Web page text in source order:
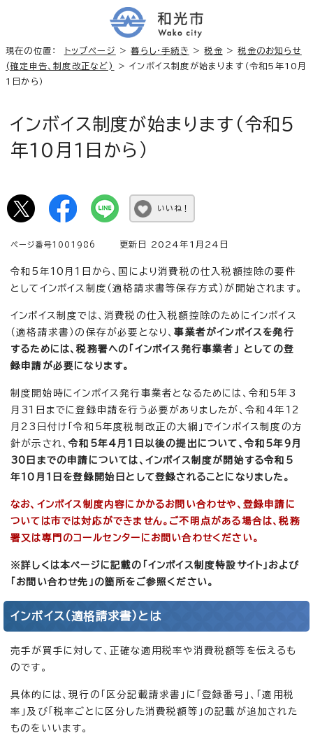
現在の位置： トップページ >暮らし・手続き >税金 >税金のお知らせ
(確定申告、制度改正など)
> インボイス制度が始まります（令和5年10月
1日から）
インボイス制度が始まります（令和5
年10月1日から）
いいね！
ページ番号1001986 更新日 2024年1月24日
令和5年10月1日から、国により消費税の仕入税額控除の要件
としてインボイス制度（適格請求書等保存方式）が開始されます。
インボイス制度では、消費税の仕入税額控除のためにインボイス
（適格請求書）の保存が必要となり、事業者がインボイスを発行
するためには、税務署への「インボイス発行事業者」 としての登
録申請が必要になります。
制度開始時にインボイス発行事業者となるためには、令和5年3
月31日までに登録申請を行う必要がありましたが、令和4年12
月23日付け「令和5年度税制改正の大綱」でインボイス制度の方
針が示され、令和5年4月1日以後の提出について、令和5年9月
30日までの申請については、インボイス制度が開始する令和5
年10月1日を登録開始日として登録されることになりました。
なお、インボイス制度内容にかかるお問い合わせや、登録申請に
ついては市では対応ができません。ご不明点がある場合は、税務
署又は専門のコールセンターにお問い合わせください。
※詳しくは本ページに記載の「インボイス制度特設サイト」および
「お問い合わせ先」の箇所をご参照ください。
インボイス（適格請求書）とは
売手が買手に対して、正確な適用税率や消費税額等を伝えるも
のです。
具体的には、現行の「区分記載請求書」に「登録番号」、「適用税
率」及び「税率ごとに区分した消費税額等」の記載が追加された
ものをいいます。